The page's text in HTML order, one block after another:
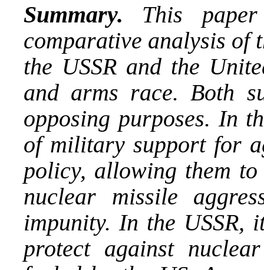
Summary. This
comparative analysis of
the USSR and the
and arms race. Both
opposing purposes. In
of military support for
policy, allowing them
nuclear missile
impunity. In the USSR,
protect against